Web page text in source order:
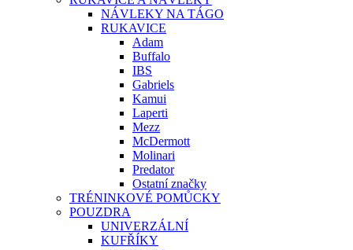
NÁVLEKY NA TÁGO
RUKAVICE
Adam
Buffalo
IBS
Gabriels
Kamui
Laperti
Mezz
McDermott
Molinari
Predator
Ostatní značky
TRÉNINKOVÉ POMŮCKY
POUZDRA
UNIVERZÁLNÍ
KUFŘÍKY